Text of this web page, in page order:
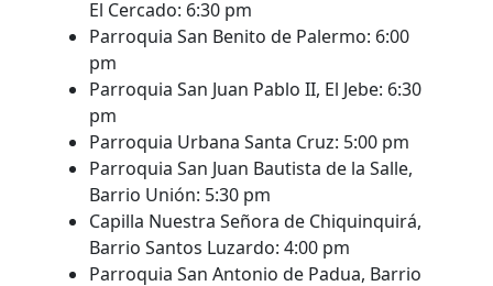
El Cercado: 6:30 pm
Parroquia San Benito de Palermo: 6:00
pm
Parroquia San Juan Pablo II, El Jebe: 6:30
pm
Parroquia Urbana Santa Cruz: 5:00 pm
Parroquia San Juan Bautista de la Salle,
Barrio Unión: 5:30 pm
Capilla Nuestra Señora de Chiquinquirá,
Barrio Santos Luzardo: 4:00 pm
Parroquia San Antonio de Padua, Barrio